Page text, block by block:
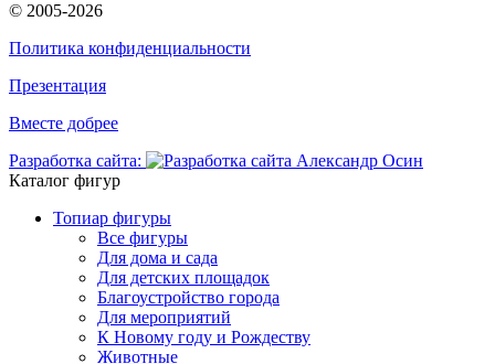
© 2005-2026
Политика конфиденциальности
Презентация
Вместе добрее
Разработка сайта:
Каталог фигур
Топиар фигуры
Все фигуры
Для дома и сада
Для детских площадок
Благоустройство города
Для мероприятий
К Новому году и Рождеству
Животные